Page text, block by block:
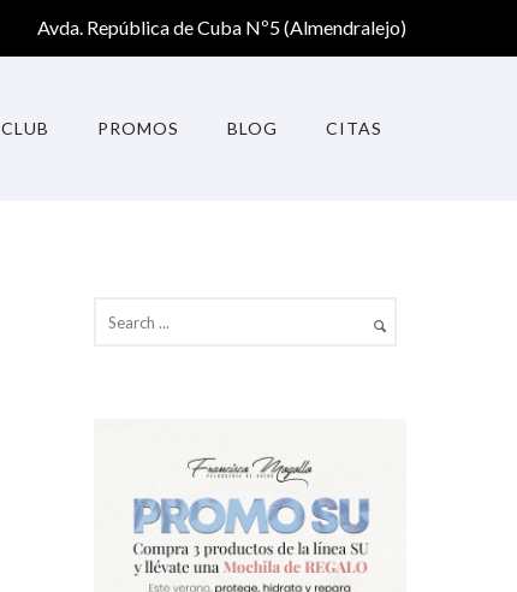
Avda. República de Cuba Nº5 (Almendralejo)
CLUB PROMOS BLOG CITAS